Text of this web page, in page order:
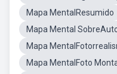
Mapa MentalResumido
Mapa Mental
Mapa
Mapa MentalFoto